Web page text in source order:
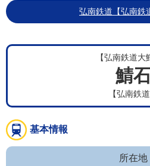
弘南鉄道【弘南鉄
【弘南鉄道大
鯖
【弘南鉄道
基本情報
所在地